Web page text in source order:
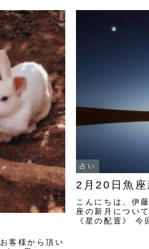
客様から頂い
占い
2月20日魚
こんにちは、伊
座の新月につい
《星の配置》